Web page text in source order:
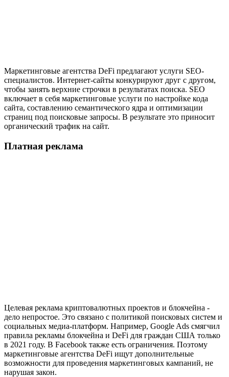
Маркетинговые агентства DeFi предлагают услуги SEO-
специалистов. Интернет-сайты конкурируют друг с другом,
чтобы занять верхние строчки в результатах поиска. SEO
включает в себя маркетинговые услуги по настройке кода
сайта, составлению семантического ядра и оптимизации
страниц под поисковые запросы. В результате это приносит
органический трафик на сайт.
Платная реклама
Целевая реклама криптовалютных проектов и блокчейна -
дело непростое. Это связано с политикой поисковых систем и
социальных медиа-платформ. Например, Google Ads смягчил
правила рекламы блокчейна и DeFi для граждан США только
в 2021 году. В Facebook также есть ограничения. Поэтому
маркетинговые агентства DeFi ищут дополнительные
возможности для проведения маркетинговых кампаний, не
нарушая закон.